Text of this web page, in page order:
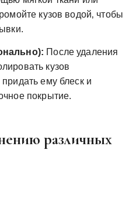
кузов водой‚ чтобы
После удаления
кузов
ему блеск и
покрытие.
различных